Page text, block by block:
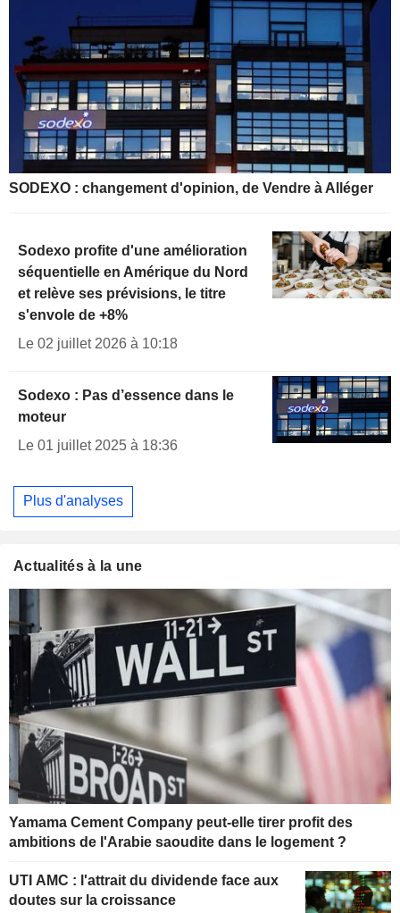
SODEXO : changement d'opinion, de Vendre à Alléger
Sodexo profite d'une amélioration
séquentielle en Amérique du Nord
et relève ses prévisions, le titre
s'envole de +8%
Le 02 juillet 2026 à 10:18
Sodexo : Pas d’essence dans le
moteur
Le 01 juillet 2025 à 18:36
Plus d'analyses
Actualités à la une
Yamama Cement Company peut-elle tirer profit des
ambitions de l'Arabie saoudite dans le logement ?
UTI AMC : l'attrait du dividende face aux
doutes sur la croissance